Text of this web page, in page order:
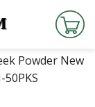
Powder New
50PKS